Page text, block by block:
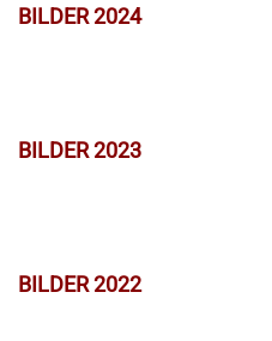
BILDER 2024
BILDER 2023
BILDER 2022